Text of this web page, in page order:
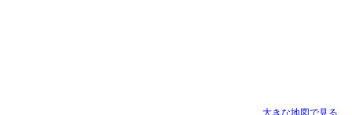
大きな地図で見る